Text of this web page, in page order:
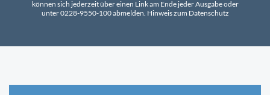
können sich jederzeit über einen Link am Ende jeder Ausgabe oder
unter 0228-9550-100 abmelden. Hinweis zum Datenschutz